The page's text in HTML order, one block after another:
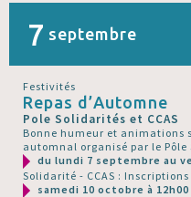
7 septembre
Festivités
Repas d’Automne
Pole Solidarités et CCAS
Bonne humeur et animations
automnal organisé par le Pôle
du lundi 7 septembre au
Solidarité - CCAS : Inscriptions
samedi 10 octobre à 12h00